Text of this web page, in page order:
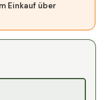
Einkauf über